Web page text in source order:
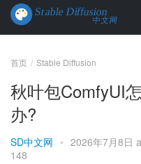
首页 Stable Diffusion
秋叶包ComfyUI
办?
SD中文网 • 2026年7月8日
148